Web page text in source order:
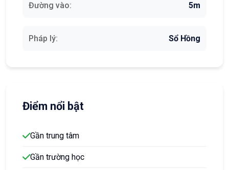
Đường vào: 5m
Pháp lý: Sổ Hồng
Điểm nổi bật
Gần trung tâm
Gần trường học